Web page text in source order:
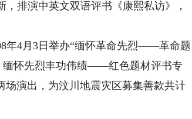
排演中英文双语评书《康熙私访》，
4月3日举办“缅怀革命先烈——革命题
缅怀先烈丰功伟绩——红色题材评书专
场演出，为汶川地震灾区募集善款共计